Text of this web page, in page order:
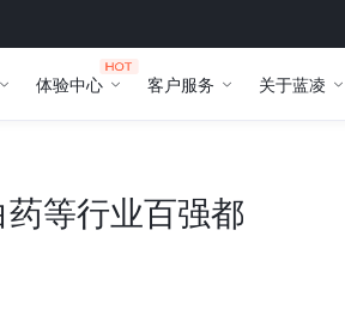
体验中心 客户服务 关于蓝凌
等行业百强都